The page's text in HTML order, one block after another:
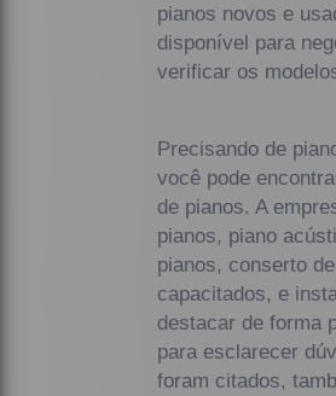
pianos novos e
disponível para
verificar os
Precisando de
você pode
de pianos. A
pianos, piano
pianos, conserto
capacitados, e
destacar de forma
para esclarecer
foram citados,